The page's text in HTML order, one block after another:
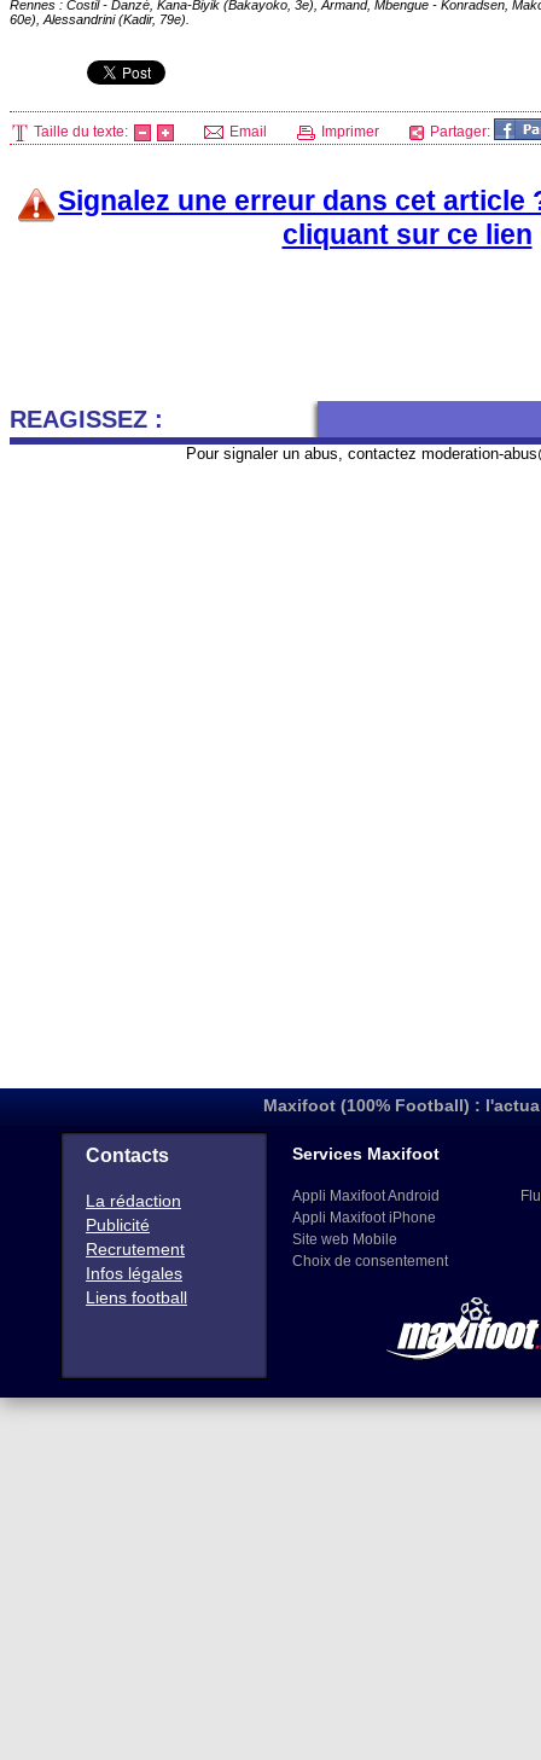
Rennes : Costil - Danzé, Kana-Biyik (Bakayoko, 3e), Armand, Mbengue - Konradsen,
60e), Alessandrini (Kadir, 79e).
Taille du texte: Email Imprimer Partager:
Signalez une erreur dans cet article
cliquant sur ce lien
REAGISSEZ :
Pour signaler un abus, contactez moderation-
Maxifoot (100% Football) :
Contacts
La rédaction
Publicité
Recrutement
Infos légales
Liens football
Services Maxifoot
Appli Maxifoot Android
Appli Maxifoot iPhone
Site web Mobile
Choix de consentement